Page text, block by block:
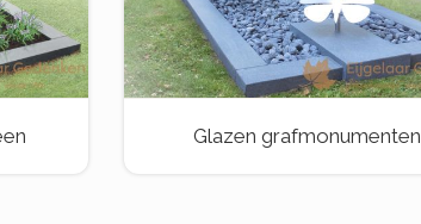
Glazen grafmonumenten